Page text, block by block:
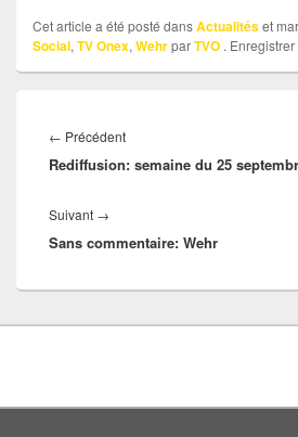
Cet article a été posté dansActualitéset
Social, TV Onex, WehrparTVO . Enregistrer
de
← PrécédentArticle
précédent :
Rediffusion: semaine du 25
Suivant →
suivant :
Sans commentaire: Wehr